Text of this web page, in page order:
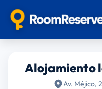
Alojamiento
Av. Méjico,